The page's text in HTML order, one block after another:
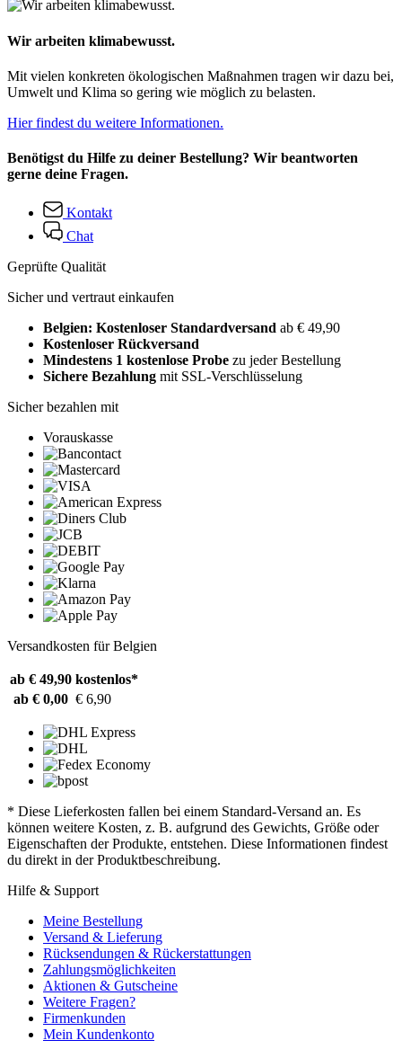
Wir arbeiten klimabewusst.
Mit vielen konkreten ökologischen Maßnahmen tragen wir dazu bei,
Umwelt und Klima so gering wie möglich zu belasten.
Hier findest du weitere Informationen.
Benötigst du Hilfe zu deiner Bestellung? Wir beantworten
gerne deine Fragen.
Kontakt
Chat
Geprüfte Qualität
Sicher und vertraut einkaufen
Belgien: Kostenloser Standardversand ab € 49,90
Kostenloser Rückversand
Mindestens 1 kostenlose Probe zu jeder Bestellung
Sichere Bezahlung mit SSL-Verschlüsselung
Sicher bezahlen mit
Vorauskasse
Versandkosten für Belgien
ab € 49,90 kostenlos*
ab € 0,00 € 6,90
* Diese Lieferkosten fallen bei einem Standard-Versand an. Es
können weitere Kosten, z. B. aufgrund des Gewichts, Größe oder
Eigenschaften der Produkte, entstehen. Diese Informationen findest
du direkt in der Produktbeschreibung.
Hilfe & Support
Meine Bestellung
Versand & Lieferung
Rücksendungen & Rückerstattungen
Zahlungsmöglichkeiten
Aktionen & Gutscheine
Weitere Fragen?
Firmenkunden
Mein Kundenkonto